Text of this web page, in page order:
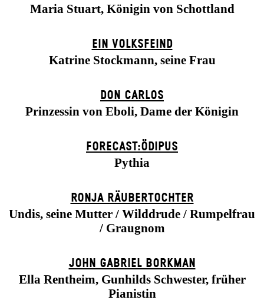
Maria Stuart, Königin von Schottland
EIN VOLKS­FEIND
Katrine Stockmann, seine Frau
DON CARLOS
Prinzessin von Eboli, Dame der Königin
FORECAST:ÖDIPUS
Pythia
RONJA RÄUBER­TOCHTER
Undis, seine Mutter / Wilddrude / Rumpelfrau
/ Graugnom
JOHN GABRIEL BORKMAN
Ella Rentheim, Gunhilds Schwester, früher
Pianistin